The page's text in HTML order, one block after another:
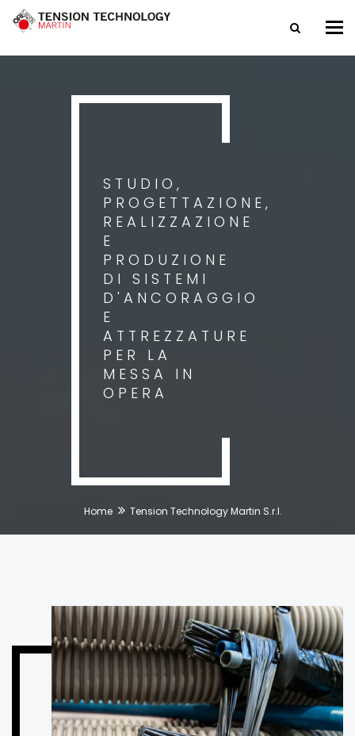
STUDIO,
PROGETTAZIONE,
REALIZZAZIONE
E
PRODUZIONE
DI SISTEMI
D'ANCORAGGIO
E
ATTREZZATURE
PER LA
MESSA IN
OPERA
Home Tension Technology Martin S.r.l.